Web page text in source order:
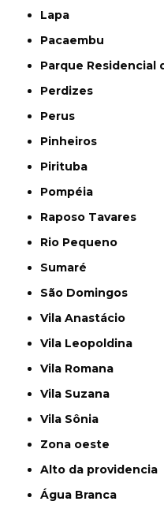
Lapa
Pacaembu
Parque Residencial
Perdizes
Perus
Pinheiros
Pirituba
Pompéia
Raposo Tavares
Rio Pequeno
Sumaré
São Domingos
Vila Anastácio
Vila Leopoldina
Vila Romana
Vila Suzana
Vila Sônia
Zona oeste
alto da providencia
Água Branca